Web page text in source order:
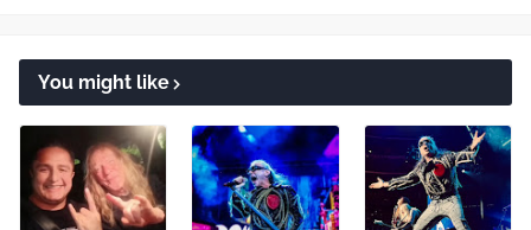
You might like